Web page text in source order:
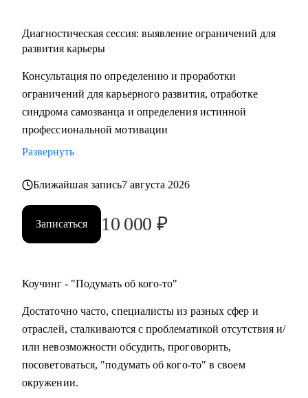
Диагностическая сессия: выявление ограничений для
развития карьеры
Консультация по определению и проработки
ограничений для карьерного развития, отработке
синдрома самозванца и определения истинной
профессиональной мотивации
Развернуть
Ближайшая запись7 августа 2026
Записаться 10 000 ₽
Коучинг - "Подумать об кого-то"
Достаточно часто, специалисты из разных сфер и
отраслей, сталкиваются с проблематикой отсутствия и/
или невозможности обсудить, проговорить,
посоветоваться, "подумать об кого-то" в своем
окружении.